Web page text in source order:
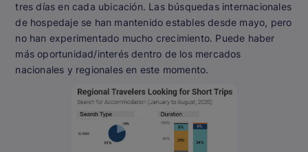
tres días en cada ubicación. Las búsquedas internacionales
de hospedaje se han mantenido estables desde mayo, pero
no han experimentado mucho crecimiento. Puede haber
más oportunidad/interés dentro de los mercados
nacionales y regionales en este momento.